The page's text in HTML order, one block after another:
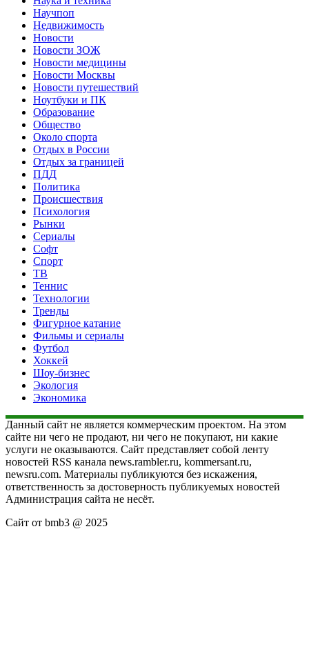
Научпоп
Недвижимость
Новости
Новости ЗОЖ
Новости медицины
Новости Москвы
Новости путешествий
Ноутбуки и ПК
Образование
Общество
Около спорта
Отдых в России
Отдых за границей
ПДД
Политика
Происшествия
Психология
Рынки
Сериалы
Софт
Спорт
ТВ
Теннис
Технологии
Тренды
Фигурное катание
Фильмы и сериалы
Футбол
Хоккей
Шоу-бизнес
Экология
Экономика
Данный сайт не является коммерческим проектом. На этом
сайте ни чего не продают, ни чего не покупают, ни какие
услуги не оказываются. Сайт представляет собой ленту
новостей RSS канала news.rambler.ru, kommersant.ru,
newsru.com. Материалы публикуются без искажения,
ответственность за достоверность публикуемых новостей
Администрация сайта не несёт.
Сайт от bmb3 @ 2025